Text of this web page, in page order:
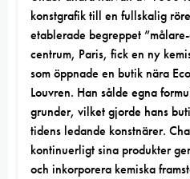
konstgrafiktill en fullskalig
etablerade begreppet
centrum, Paris, fick en ny
som öppnade en butik nära
Louvren. Han sålde egna
grunder, vilket gjorde hans
tidens ledande konstnärer.
kontinuerligt sina produkter
och inkorporera kemiska